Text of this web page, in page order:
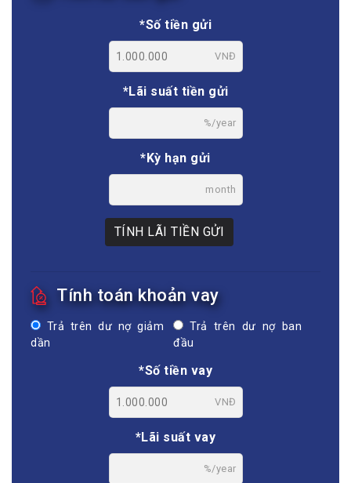
*Số tiền gửi
VNĐ
*Lãi suất tiền gửi
%/year
*Kỳ hạn gửi
month
TÍNH LÃI TIỀN GỬI
Tính toán khoản vay
Trả trên dư nợ giảm
dần
Trả trên dư nợ ban
đầu
*Số tiền vay
VNĐ
*Lãi suất vay
%/year